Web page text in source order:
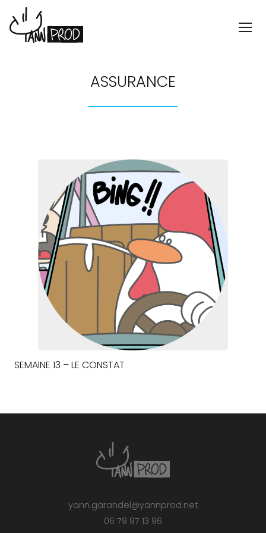
ASSURANCE
SEMAINE 13 – LE CONSTAT
yann.garandel@yannprod.net
06 79 97 13 96